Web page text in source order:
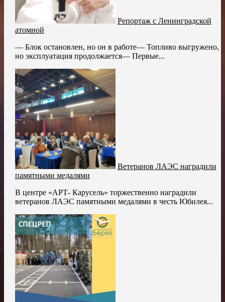
Репортаж с Ленинградской
атомной
— Блок остановлен, но он в работе— Топливо выгружено,
но эксплуатация продолжается— Первые...
Ветеранов ЛАЭС наградили
памятными медалями
В центре «АРТ- Карусель» торжественно наградили
ветеранов ЛАЭС памятными медалями в честь Юбилея...